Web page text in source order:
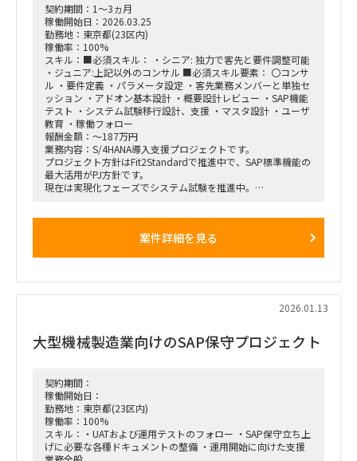
契約期間：1～3ヵ月
稼働開始日：2026.03.25
勤務地：東京都(23区内)
稼働率：100%
スキル：■必須スキル： ・シニア: 独力で客先と要件調整可能
・ジュニア:上記以外のコンサル ■必須スキル要素： 〇コンサ
ル ・要件定義 ・パラメータ設定 ・客先業務メンバーと単独セ
ッション ・アドオン基本設計 ・概要設計レビュー ・SAP機能
テスト ・システム試験移行設計、支援 ・マスタ設計 ・ユーザ
教育 ・稼働フォロー
報酬金額：～187万円
業務内容：S/4HANA導入支援プロジェクトです。
プロジェクト方針はFit2Standardで推進中で、SAP標準機能の
最大活用がPJ方針です。
現在は実現化フェーズでシステム試験を推進中。
加アドオン等の実装フェーズで
③販売管理管理コンサル（ＳＤ）※PSと連動経験が必要
～導入モジュール～
FI、CO、MM、PP、PS、SD、PEO
案件詳細を見る
2026.01.13
大型機械製造業向けのSAP保守プロジェクト
契約期間：
稼働開始日：
勤務地：東京都(23区内)
稼働率：100%
スキル：・UATおよび運用テストのフォロー ・SAP保守立ち上
げに必要な各種ドキュメントの整備 ・運用開始に向けた支援